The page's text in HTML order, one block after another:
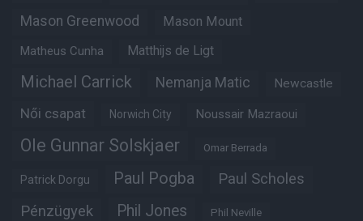
Mason Greenwood Mason Mount
Matheus Cunha Matthijs de Ligt
Michael Carrick Nemanja Matic Newcastle
Női csapat Norwich City Noussair Mazraoui
Ole Gunnar Solskjaer Omar Berrada
Patrick Dorgu Paul Pogba Paul Scholes
Pénzügyek Phil Jones Phil Neville